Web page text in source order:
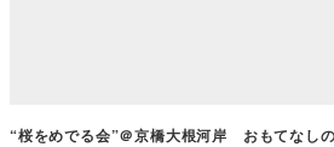
“桜をめでる会”＠京橋大根河岸 おもてなし